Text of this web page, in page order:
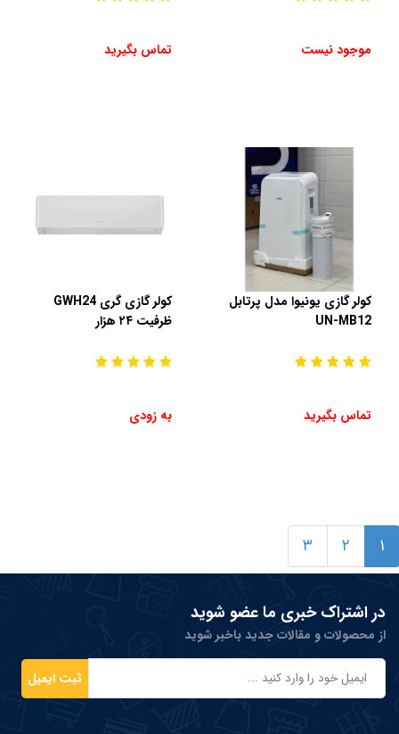
موجود نیست تماس بگیرید
کولر گازی یونیوا مدل پرتابل
UN-MB12
تماس بگیرید
کولر گازی گری GWH24
ظرفیت ۲۴ هزار
به زودی
۱ ۲ ۳
در اشتراک خبری ما عضو شوید
از محصولات و مقالات جدید باخبر شوید
ثبت ایمیل